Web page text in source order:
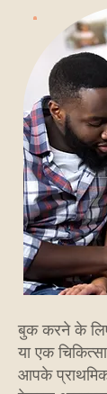
बुक करने के
या एक
आपके